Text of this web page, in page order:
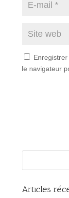
le navigateur
Articles